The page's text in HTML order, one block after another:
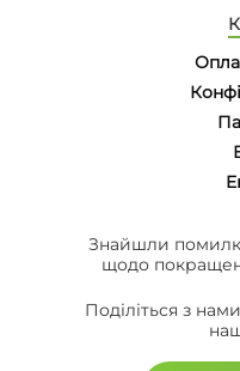
Знайшли
щодо
Поділіться з